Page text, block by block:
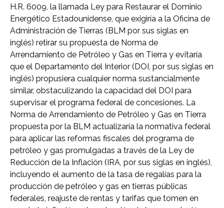
H.R. 6009, la llamada Ley para Restaurar el Dominio
Energético Estadounidense, que exigiría a la Oficina de
Administración de Tierras (BLM por sus siglas en
inglés) retirar su propuesta de Norma de
Arrendamiento de Petróleo y Gas en Tierra y evitaría
que el Departamento del Interior (DOI, por sus siglas en
inglés) propusiera cualquier norma sustancialmente
similar, obstaculizando la capacidad del DOI para
supervisar el programa federal de concesiones. La
Norma de Arrendamiento de Petróleo y Gas en Tierra
propuesta por la BLM actualizaría la normativa federal
para aplicar las reformas fiscales del programa de
petróleo y gas promulgadas a través de la Ley de
Reducción de la Inflación (IRA, por sus siglas en inglés),
incluyendo el aumento de la tasa de regalías para la
producción de petróleo y gas en tierras públicas
federales, reajuste de rentas y tarifas que tomen en